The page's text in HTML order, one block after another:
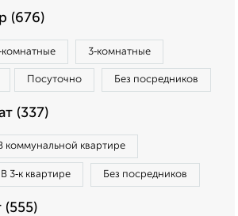
(676)
3‑комнатные
Посуточно Без посредников
(337)
коммунальной квартире
В 3‑к квартире Без посредников
(555)